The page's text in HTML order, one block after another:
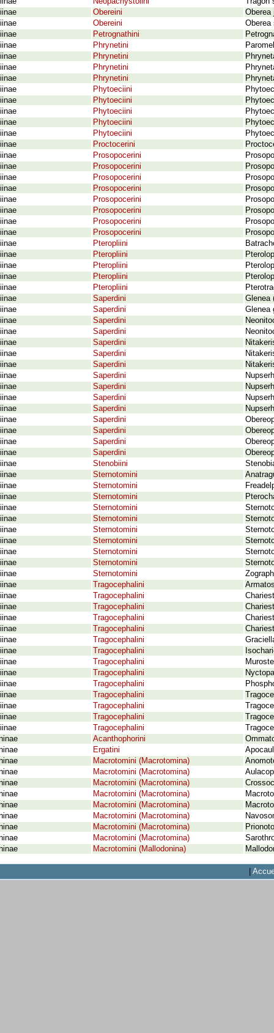
Obereini
Oberea
Obereini
Oberea
Petrognathini
Phrynetini
Phrynetini
Phrynetini
Phrynetini
Phytoeciini
Phytoeciini
Phytoeciini
Phytoeciini
Phytoeciini
Proctocerini
Prosopocerini
Prosopocerini
Prosopocerini
Prosopocerini
Prosopocerini
Prosopocerini
Prosopocerini
Prosopocerini
Pteropliini
Pteropliini
Pteropliini
Pteropliini
Pteropliini
Saperdini
Glenea
Saperdini
Glenea
Saperdini
Saperdini
Saperdini
Saperdini
Saperdini
Saperdini
Saperdini
Saperdini
Saperdini
Saperdini
Saperdini
Saperdini
Saperdini
Stenobiini
Sternotomini
Sternotomini
Sternotomini
Sternotomini
Sternotomini
Sternotomini
Sternotomini
Sternotomini
Sternotomini
Sternotomini
Tragocephalini
Tragocephalini
Tragocephalini
Tragocephalini
Tragocephalini
Tragocephalini
Tragocephalini
Tragocephalini
Tragocephalini
Tragocephalini
Tragocephalini
Tragocephalini
Tragocephalini
Tragocephalini
Acanthophorini
Ergatini
Macrotomini (Macrotomina)
Macrotomini (Macrotomina)
Macrotomini (Macrotomina)
Macrotomini (Macrotomina)
Macrotomini (Macrotomina)
Macrotomini (Macrotomina)
Macrotomini (Macrotomina)
Macrotomini (Macrotomina)
Macrotomini (Mallodonina)